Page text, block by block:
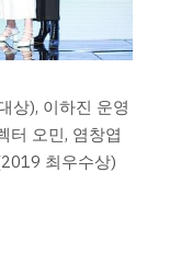
상), 이하진 운영
터 오민, 염창엽
최우수상)